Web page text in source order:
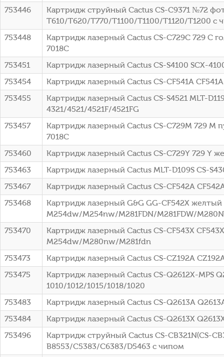
753446
Картридж струйный Cactus CS-C9371 №72
T610/T620/T770/T1100/T1100/T1120/T1200 с
753448
Картридж лазерный Cactus CS-C729C 729 C
7018C
753451
Картридж лазерный Cactus CS-S4100 SCX-
753454
Картридж лазерный Cactus CS-CF541A
753455
Картридж лазерный Cactus CS-S4521 MLT-
4321/4521/4521F/4521FG
753457
Картридж лазерный Cactus CS-C729M 729 M
7018C
753460
Картридж лазерный Cactus CS-C729Y 729 Y
753463
Картридж лазерный Cactus MLT-D109S CS-
753467
Картридж лазерный Cactus CS-CF542A
753468
Картридж лазерный G&G GG-CF542X желтый
M254dw/M254nw/M281FDN/M281FDW/
753470
Картридж лазерный Cactus CS-CF543X
M254dw/M280nw/M281fdn
753473
Картридж лазерный Cactus CS-CZ192A
753475
Картридж лазерный Cactus CS-Q2612X-MPS
1010/1012/1015/1018/1020
753483
Картридж лазерный Cactus CS-Q2613A
753484
Картридж лазерный Cactus CS-Q2613X
753496
Картридж струйный Cactus CS-CB321N(CS-
B8553/C5383/C6383/D5463 с чипом